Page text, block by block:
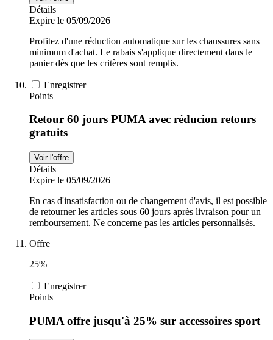
Détails
Expire le 05/09/2026
Profitez d'une réduction automatique sur les chaussures sans
minimum d'achat. Le rabais s'applique directement dans le
panier dès que les critères sont remplis.
Enregistrer
Points
Retour 60 jours PUMA avec réducion retours
gratuits
Voir l'offre
Détails
Expire le 05/09/2026
En cas d'insatisfaction ou de changement d'avis, il est possible
de retourner les articles sous 60 jours après livraison pour un
remboursement. Ne concerne pas les articles personnalisés.
Offre
25%
Enregistrer
Points
PUMA offre jusqu'à 25% sur accessoires sport